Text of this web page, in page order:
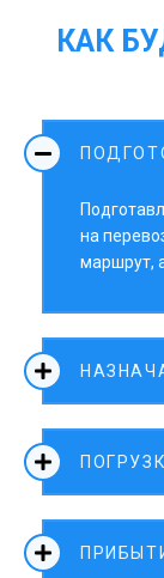
КАК
на
маршрут,